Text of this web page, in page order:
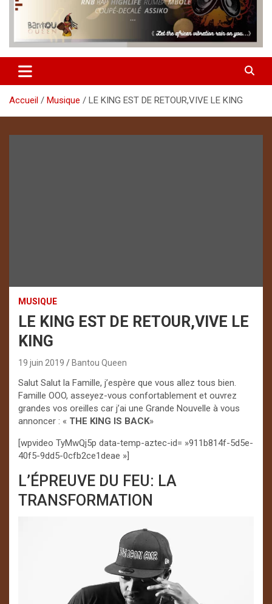
Accueil Musique LE KING EST DE RETOUR,VIVE LE KING
MUSIQUE
LE KING EST DE RETOUR,VIVE LE
KING
19 juin 2019 Bantou Queen
Salut Salut la Famille, j’espère que vous allez tous bien.
Famille OOO, asseyez-vous confortablement et ouvrez
grandes vos oreilles car j’ai une Grande Nouvelle à vous
annoncer : « THE KING IS BACK»
[wpvideo TyMwQj5p data-temp-aztec-id= »911b814f-5d5e-
40f5-9dd5-0cfb2ce1deae »]
L’ÉPREUVE DU FEU: LA
TRANSFORMATION